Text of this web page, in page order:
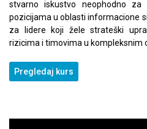
stvarno iskustvo neophodno
pozicijama u oblasti informacione
za lidere koji žele strateški
rizicima i timovima u kompleksnim
Pregledaj kurs